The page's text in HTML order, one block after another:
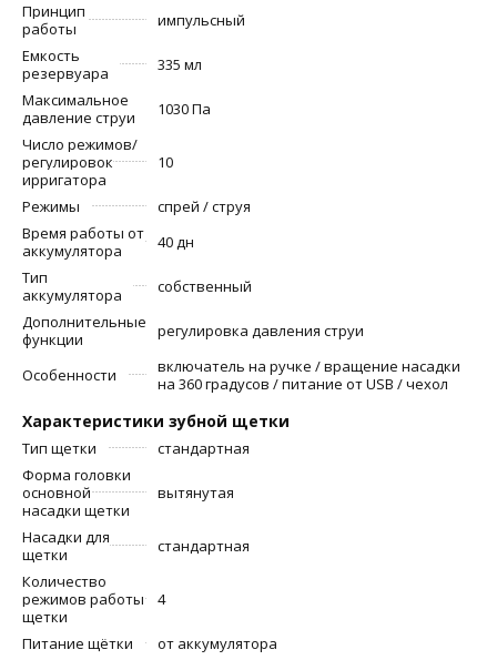
Принцип
работы
импульсный
Емкость
резервуара
335 мл
Максимальное
давление струи
1030 Па
Число режимов/
регулировок
ирригатора
10
Режимы
спрей / струя
Время работы от
аккумулятора
40 дн
Тип
аккумулятора
собственный
Дополнительные
функции
регулировка давления струи
Особенности
включатель на ручке / вращение насадки
на 360 градусов / питание от USB / чехол
Характеристики зубной щетки
Тип щетки
стандартная
Форма головки
основной
насадки щетки
вытянутая
Насадки для
щетки
стандартная
Количество
режимов работы
щетки
4
Питание щётки от аккумулятора